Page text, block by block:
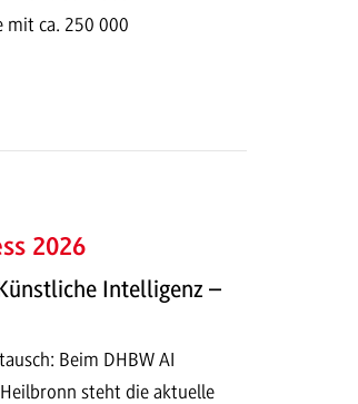
mit ca. 250 000
2026
Intelligenz –
Beim DHBW AI
steht die aktuelle